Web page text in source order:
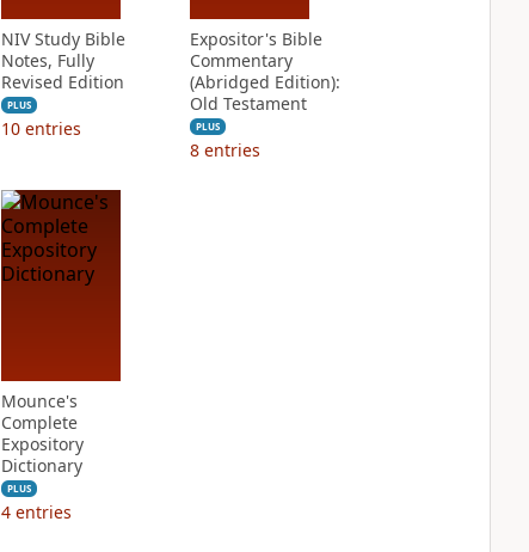
NIV Study Bible
Notes, Fully
Revised Edition
PLUS
10 entries
Expositor's Bible
Commentary
(Abridged Edition):
Old Testament
PLUS
8 entries
Mounce's
Complete
Expository
Dictionary
PLUS
4 entries